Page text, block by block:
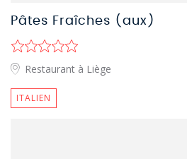
Pâtes Fraîches (aux)
Restaurant à Liège
ITALIEN